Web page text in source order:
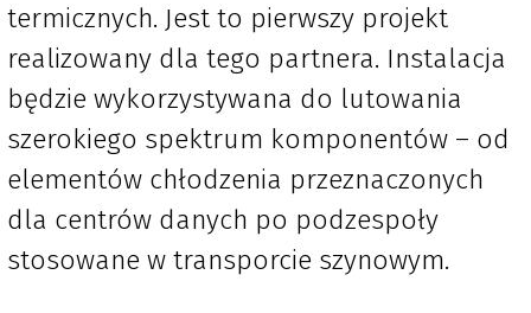
termicznych. Jest to pierwszy projekt
realizowany dla tego partnera. Instalacja
będzie wykorzystywana do lutowania
szerokiego spektrum komponentów – od
elementów chłodzenia przeznaczonych
dla centrów danych po podzespoły
stosowane w transporcie szynowym.